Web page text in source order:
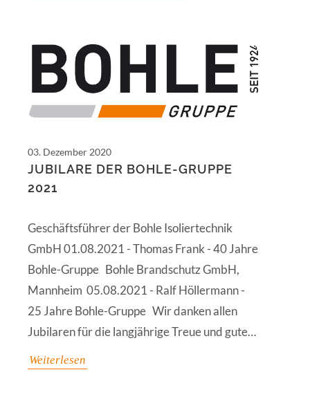
03. Dezember 2020
JUBILARE DER BOHLE-GRUPPE
2021
Geschäftsführer der Bohle Isoliertechnik
GmbH 01.08.2021 - Thomas Frank - 40 Jahre
Bohle-Gruppe Bohle Brandschutz GmbH,
Mannheim 05.08.2021 - Ralf Höllermann -
25 Jahre Bohle-Gruppe Wir danken allen
Jubilaren für die langjährige Treue und gute…
Weiterlesen